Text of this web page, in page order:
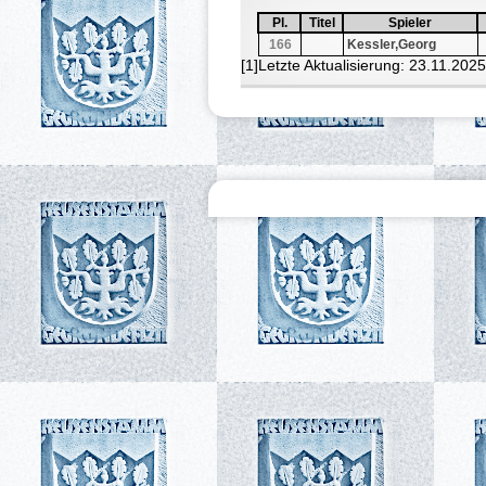
Pl.Sortiere aufsteigend nach
Pl. Titel
Sortiere aufsteigend nach
Titel Sortiere
Spieler
166
Kessler,Georg
[1]Letzte Aktualisierung: